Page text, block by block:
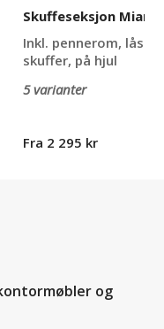
Skuffeseksjon Miami
Inkl. pennerom,
skuffer, på hjul
5 varianter
Fra 2 295 kr
og